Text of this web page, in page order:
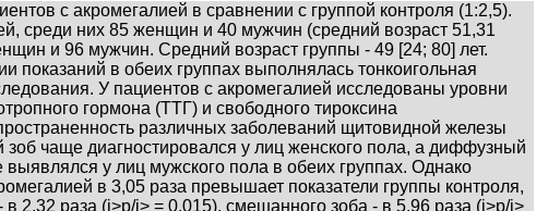
с акромегалией в сравнении с группой контроля (1:2,5).
среди них 85 женщин и 40 мужчин (средний возраст 51,31
и 96 мужчин. Средний возраст группы - 49 [24; 80] лет.
в обеих группах выполнялась тонкоигольная
У пациентов с акромегалией исследованы уровни
гормона (ТТГ) и свободного тироксина
различных заболеваний щитовидной железы
чаще диагностировался у лиц женского пола, а диффузный
у лиц мужского пола в обеих группах. Однако
в 3,05 раза превышает показатели группы контроля,
2,32 раза (i>р/i> = 0,015), смешанного зоба - в 5,96 раза (i>р/i>